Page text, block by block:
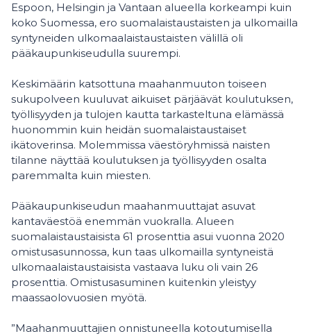
Espoon, Helsingin ja Vantaan alueella korkeampi kuin
koko Suomessa, ero suomalaistaustaisten ja ulkomailla
syntyneiden ulkomaalaistaustaisten välillä oli
pääkaupunkiseudulla suurempi.
Keskimäärin katsottuna maahanmuuton toiseen
sukupolveen kuuluvat aikuiset pärjäävät koulutuksen,
työllisyyden ja tulojen kautta tarkasteltuna elämässä
huonommin kuin heidän suomalaistaustaiset
ikätoverinsa. Molemmissa väestöryhmissä naisten
tilanne näyttää koulutuksen ja työllisyyden osalta
paremmalta kuin miesten.
Pääkaupunkiseudun maahanmuuttajat asuvat
kantaväestöä enemmän vuokralla. Alueen
suomalaistaustaisista 61 prosenttia asui vuonna 2020
omistusasunnossa, kun taas ulkomailla syntyneistä
ulkomaalaistaustaisista vastaava luku oli vain 26
prosenttia. Omistusasuminen kuitenkin yleistyy
maassaolovuosien myötä.
”Maahanmuuttajien onnistuneella kotoutumisella